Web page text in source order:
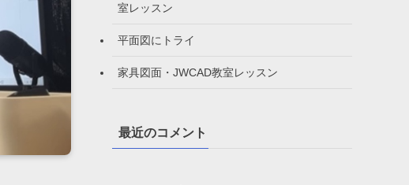
室レッスン
平面図にトライ
家具図面・JWCAD教室レッスン
最近のコメント